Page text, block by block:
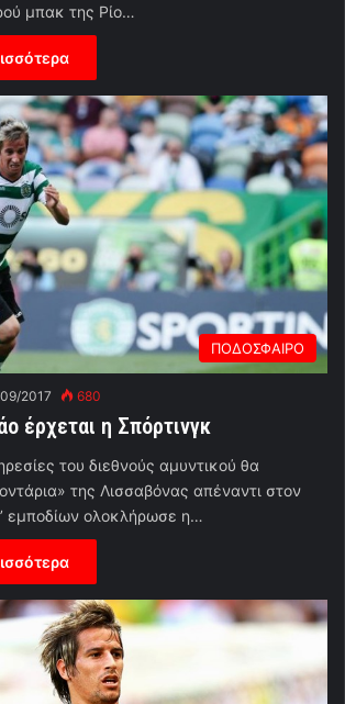
μπακ της Ρίο…
ΠΟΔΟΣΦΑΙΡΟ
2017 680
έρχεται η Σπόρτινγκ
του διεθνούς αμυντικού θα
της Λισσαβόνας απέναντι στον
εμποδίων ολοκλήρωσε η…